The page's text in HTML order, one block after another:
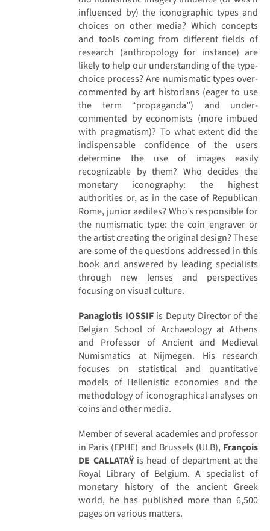
influenced by) the iconographic types and
choices on other media? Which concepts
and tools coming from different fields of
research (anthropology for instance) are
likely to help our understanding of the type-
choice process? Are numismatic types over-
commented by art historians (eager to use
the term “propaganda”) and under-
commented by economists (more imbued
with pragmatism)? To what extent did the
indispensable confidence of the users
determine the use of images easily
recognizable by them? Who decides the
monetary iconography: the highest
authorities or, as in the case of Republican
Rome, junior aediles? Who’s responsible for
the numismatic type: the coin engraver or
the artist creating the original design? These
are some of the questions addressed in this
book and answered by leading specialists
through new lenses and perspectives
focusing on visual culture.
Panagiotis IOSSIFis Deputy Director of the
Belgian School of Archaeology at Athens
and Professor of Ancient and Medieval
Numismatics at Nijmegen. His research
focuses on statistical and quantitative
models of Hellenistic economies and the
methodology of iconographical analyses on
coins and other media.
Member of several academies and professor
in Paris (EPHE) and Brussels (ULB), François
DE CALLATAŸis head of department at the
Royal Library of Belgium. A specialist of
monetary history of the ancient Greek
world, he has published more than 6,500
pages on various matters.